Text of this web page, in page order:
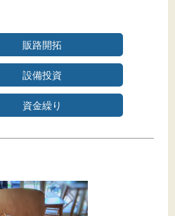
販路開拓
設備投資
資金繰り